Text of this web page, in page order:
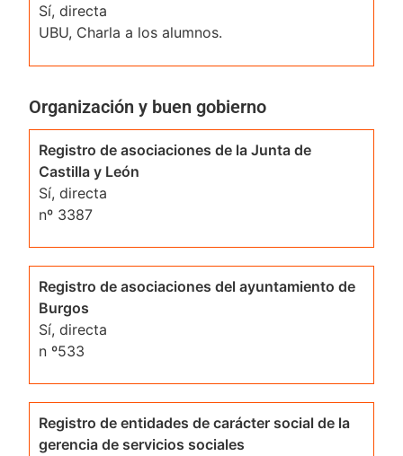
Sí, directa
UBU, Charla a los alumnos.
Organización y buen gobierno
Registro de asociaciones de la Junta de
Castilla y León
Sí, directa
nº 3387
Registro de asociaciones del ayuntamiento de
Burgos
Sí, directa
n º533
Registro de entidades de carácter social de la
gerencia de servicios sociales